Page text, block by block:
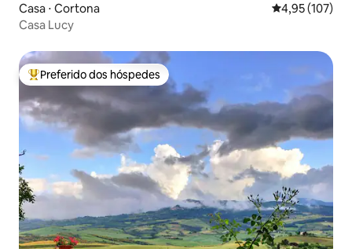
Casa ⋅ Cortona 4,95 de uma
4,95 (107)
Casa Lucy
Entre os melhores preferidos dos hóspedes
Preferido dos hóspedes